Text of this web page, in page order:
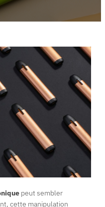
peut sembler
cette manipulation